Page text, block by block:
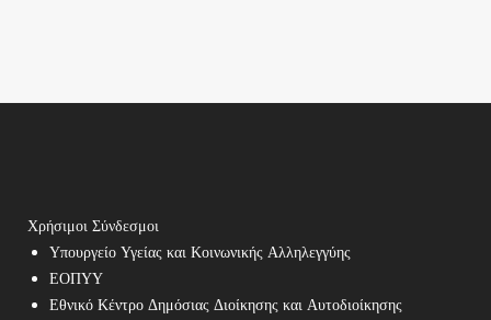
Χρήσιμοι Σύνδεσμοι
Υπουργείο Υγείας και Κοινωνικής Αλληλεγγύης
ΕΟΠΥΥ
Εθνικό Κέντρο Δημόσιας Διοίκησης και Αυτοδιοίκησης